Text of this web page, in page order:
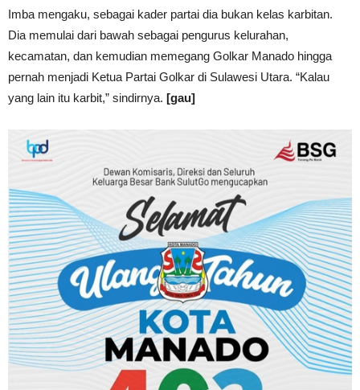
Imba mengaku, sebagai kader partai dia bukan kelas karbitan.
Dia memulai dari bawah sebagai pengurus kelurahan,
kecamatan, dan kemudian memegang Golkar Manado hingga
pernah menjadi Ketua Partai Golkar di Sulawesi Utara. “Kalau
yang lain itu karbit,” sindirnya. [gau]